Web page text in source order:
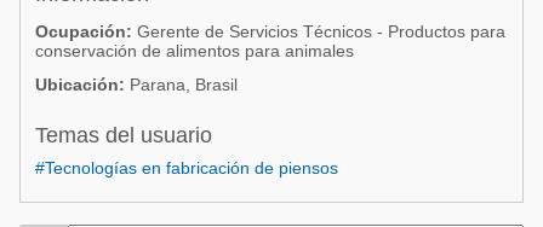
Micotoxinas
Avicultura
Porcicultura
Comunidades en portugués
Micotoxinas
Avicultura
Porcicultura
Ganadería
Ocupación: Gerente de Servicios Técnicos - Productos para
conservación de alimentos para animales
Ubicación: Parana, Brasil
Temas del usuario
#Tecnologías en fabricación de piensos